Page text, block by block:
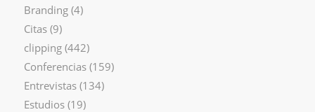
Branding(4)
Citas(9)
clipping(442)
Conferencias(159)
Entrevistas(134)
Estudios(19)